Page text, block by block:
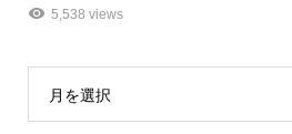
5,538 views
月を選択